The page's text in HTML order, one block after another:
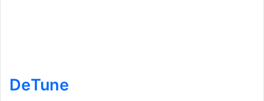
DeTune